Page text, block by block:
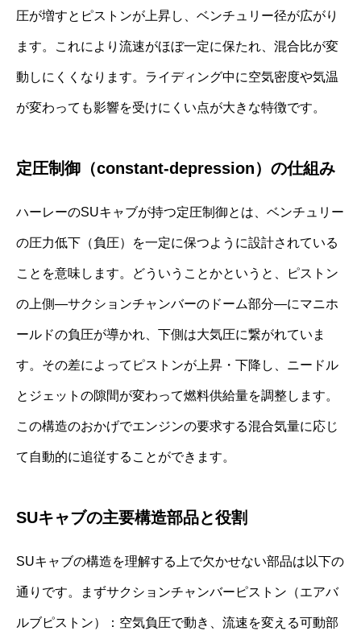
圧が増すとピストンが上昇し、ベンチュリー径が広がり
ます。これにより流速がほぼ一定に保たれ、混合比が変
動しにくくなります。ライディング中に空気密度や気温
が変わっても影響を受けにくい点が大きな特徴です。
定圧制御（constant-depression）の仕組み
ハーレーのSUキャブが持つ定圧制御とは、ベンチュリー
の圧力低下（負圧）を一定に保つように設計されている
ことを意味します。どういうことかというと、ピストン
の上側―サクションチャンバーのドーム部分―にマニホ
ールドの負圧が導かれ、下側は大気圧に繋がれていま
す。その差によってピストンが上昇・下降し、ニードル
とジェットの隙間が変わって燃料供給量を調整します。
この構造のおかげでエンジンの要求する混合気量に応じ
て自動的に追従することができます。
SUキャブの主要構造部品と役割
SUキャブの構造を理解する上で欠かせない部品は以下の
通りです。まずサクションチャンバーピストン（エアバ
ルブピストン）：空気負圧で動き、流速を変える可動部